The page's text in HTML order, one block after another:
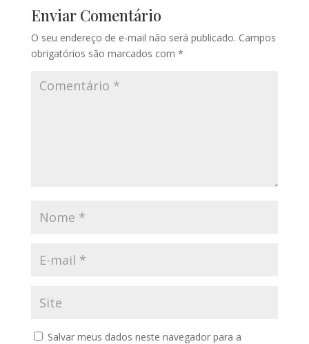
Enviar Comentário
O seu endereço de e-mail não será publicado. Campos
obrigatórios são marcados com *
Salvar meus dados neste navegador para a